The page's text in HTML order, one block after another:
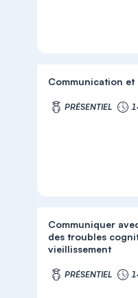
Communication
PRÉSENTIEL
Communiquer
des troubles
vieillissement
PRÉSENTIEL